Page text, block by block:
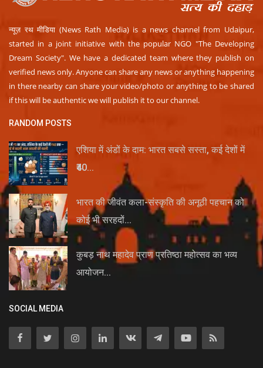
न्यूज़ रथ मीडिया (News Rath Media) is a news channel from Udaipur,
started in a joint initiative with the popular NGO "The Developing
Dream Society". We have a dedicated team where they publish on
verified news only. Anyone can share any news or anything happening
in there nearby can share your video/photo or anything to be shared
if this will be authentic we will publish it to our channel.
RANDOM POSTS
एशिया में अंडों के दाम: भारत सबसे सस्ता, कई देशों में
₹40...
भारत की जीवंत कला-संस्कृति की अनूठी पहचान को
कोई भी सरहदों...
कुबड़ नाथ महादेव प्राण प्रतिष्ठा महोत्सव का भव्य
आयोजन...
SOCIAL MEDIA